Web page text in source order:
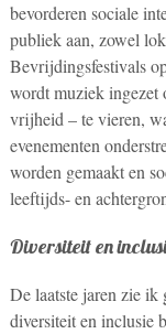
bevorderen sociale
publiek aan, zowel
Bevrijdingsfestivals
wordt muziek ingezet
vrijheid – te vieren,
evenementen
worden gemaakt en
leeftijds- en
Diversiteit en
De laatste jaren zie ik
diversiteit en inclusie